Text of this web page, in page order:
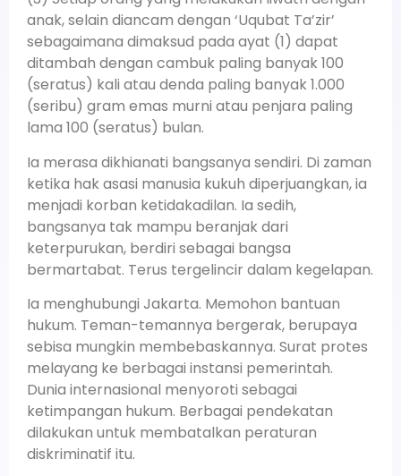
anak, selain diancam dengan ‘Uqubat Ta’zir’
sebagaimana dimaksud pada ayat (1) dapat
ditambah dengan cambuk paling banyak 100
(seratus) kali atau denda paling banyak 1.000
(seribu) gram emas murni atau penjara paling
lama 100 (seratus) bulan.
Ia merasa dikhianati bangsanya sendiri. Di zaman
ketika hak asasi manusia kukuh diperjuangkan, ia
menjadi korban ketidakadilan. Ia sedih,
bangsanya tak mampu beranjak dari
keterpurukan, berdiri sebagai bangsa
bermartabat. Terus tergelincir dalam kegelapan.
Ia menghubungi Jakarta. Memohon bantuan
hukum. Teman-temannya bergerak, berupaya
sebisa mungkin membebaskannya. Surat protes
melayang ke berbagai instansi pemerintah.
Dunia internasional menyoroti sebagai
ketimpangan hukum. Berbagai pendekatan
dilakukan untuk membatalkan peraturan
diskriminatif itu.